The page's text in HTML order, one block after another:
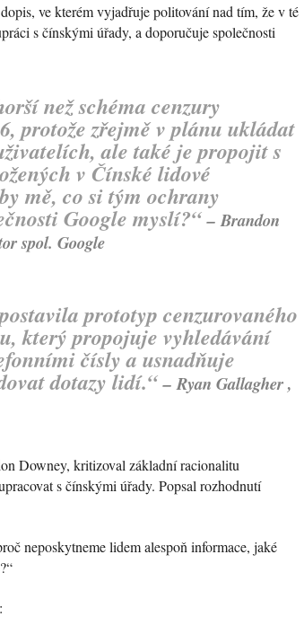
ve kterém vyjadřuje politování nad tím, že v té
s čínskými úřady, a doporučuje společnosti
než schéma cenzury
protože zřejmě v plánu ukládat
ale také je propojit s
v Čínské lidové
mě, co si tým ochrany
Google myslí?“–Brandon
spol. Google
prototyp cenzurovaného
který propojuje vyhledávání
čísly a usnadňuje
dotazy lidí.“–Ryan Gallagher ,
Downey, kritizoval základní racionalitu
s čínskými úřady. Popsal rozhodnutí
neposkytneme lidem alespoň informace, jaké